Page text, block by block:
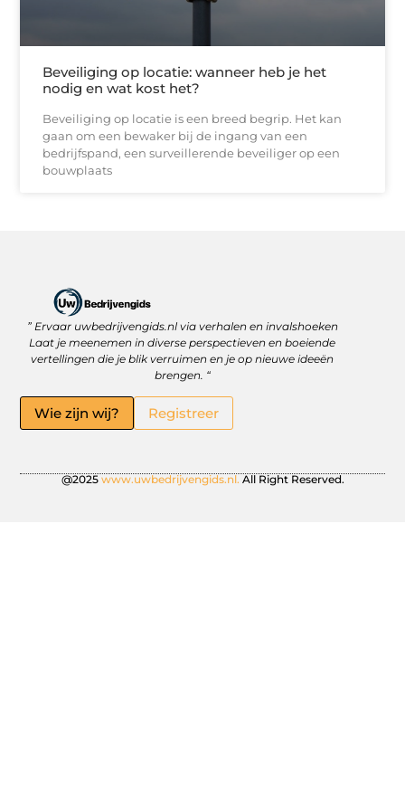
Beveiliging op locatie: wanneer heb je het
nodig en wat kost het?
Beveiliging op locatie is een breed begrip. Het kan
gaan om een bewaker bij de ingang van een
bedrijfspand, een surveillerende beveiliger op een
bouwplaats
” Ervaar uwbedrijvengids.nl via verhalen en invalshoeken
Laat je meenemen in diverse perspectieven en boeiende
vertellingen die je blik verruimen en je op nieuwe ideeën
brengen. “
Wie zijn wij? Registreer
@2025 www.uwbedrijvengids.nl. All Right Reserved.